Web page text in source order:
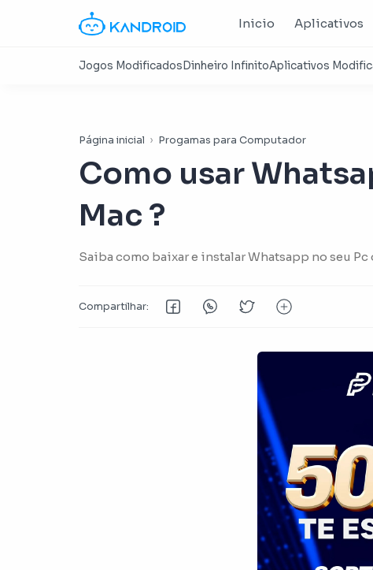
Inicio Aplicativos
Página inicial Progamas para Computador
Como usar
Mac ?
Saiba como baixar e instalar Whatsapp no seu Pc